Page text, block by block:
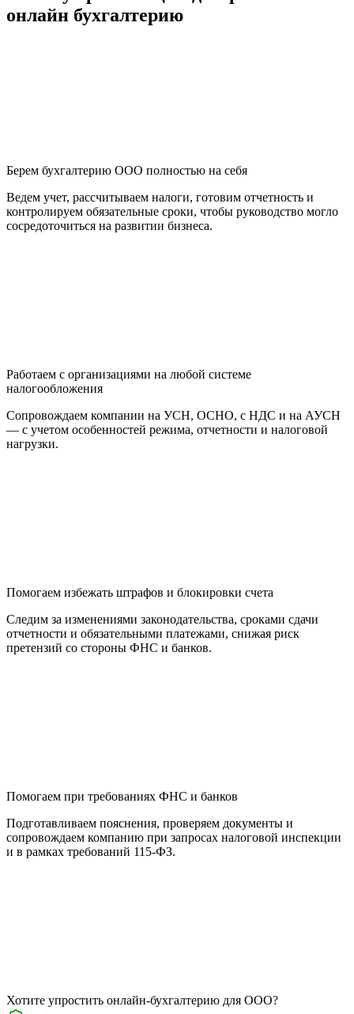
онлайн бухгалтерию
Берем бухгалтерию ООО полностью на себя
Ведем учет, рассчитываем налоги, готовим отчетность и
контролируем обязательные сроки, чтобы руководство могло
сосредоточиться на развитии бизнеса.
Работаем с организациями на любой системе
налогообложения
Сопровождаем компании на УСН, ОСНО, с НДС и на АУСН
— с учетом особенностей режима, отчетности и налоговой
нагрузки.
Помогаем избежать штрафов и блокировки счета
Следим за изменениями законодательства, сроками сдачи
отчетности и обязательными платежами, снижая риск
претензий со стороны ФНС и банков.
Помогаем при требованиях ФНС и банков
Подготавливаем пояснения, проверяем документы и
сопровождаем компанию при запросах налоговой инспекции
и в рамках требований 115-ФЗ.
Хотите упростить онлайн-бухгалтерию для ООО?